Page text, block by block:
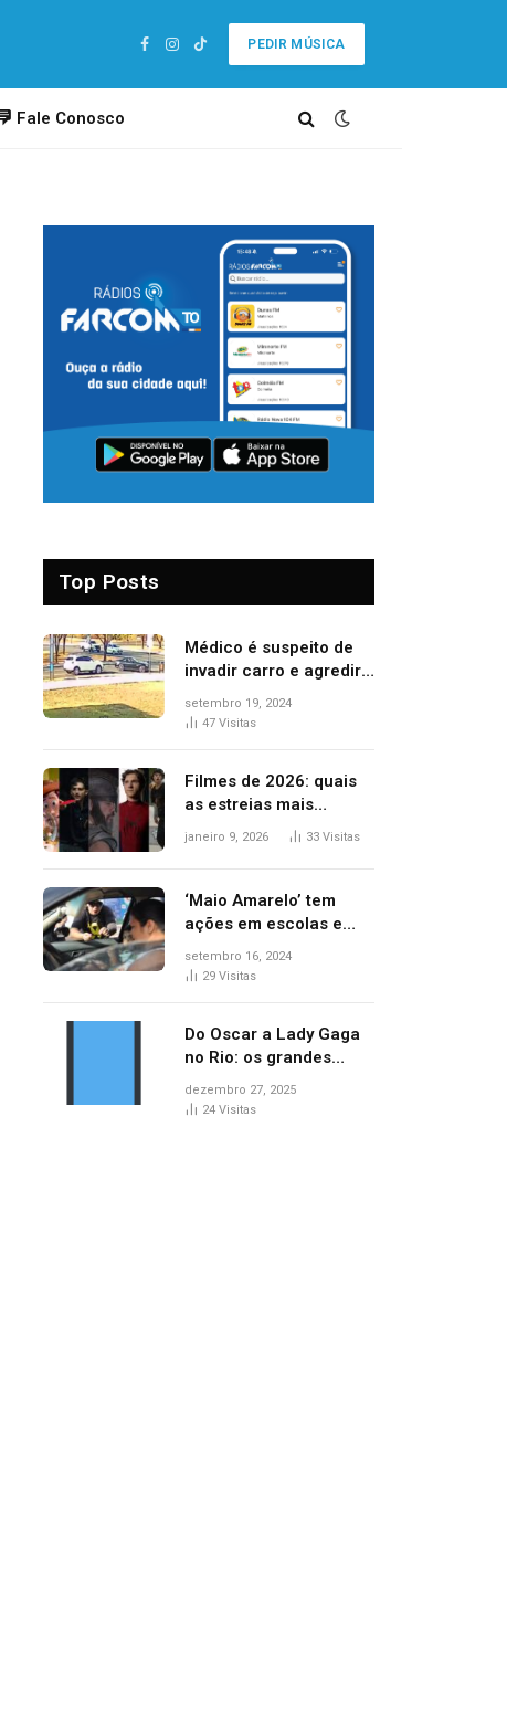
Facebook
Instagram
TikTok
PEDIR MÚSICA
Fale Conosco
Top Posts
Médico é suspeito de
invadir carro e agredir
delegado aposentado
durante confusão no
setembro 19, 2024
47 Visitas
Filmes de 2026: quais
as estreias mais
aguardadas do ano?
janeiro 9, 2026 33 Visitas
‘Maio Amarelo’ tem
ações em escolas e
ruas para prevenir
acidentes no trânsito
setembro 16, 2024
29 Visitas
Do Oscar a Lady Gaga
no Rio: os grandes
marcos da cultura em
2025
dezembro 27, 2025
24 Visitas